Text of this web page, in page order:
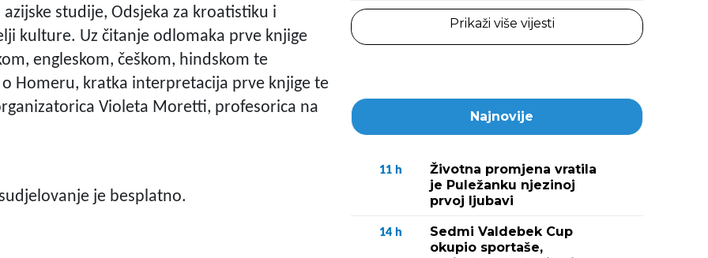
studije, Odsjeka za kroatistiku i
kulture. Uz čitanje odlomaka prve knjige
engleskom, češkom, hindskom te
Homeru, kratka interpretacija prve knjige te
Violeta Moretti, profesorica na
je besplatno.
Prikaži više vijesti
Najnovije
11 h
Životna promjena vratila
je Puležanku njezinoj
prvoj ljubavi
14 h
Sedmi Valdebek Cup
okupio sportaše,